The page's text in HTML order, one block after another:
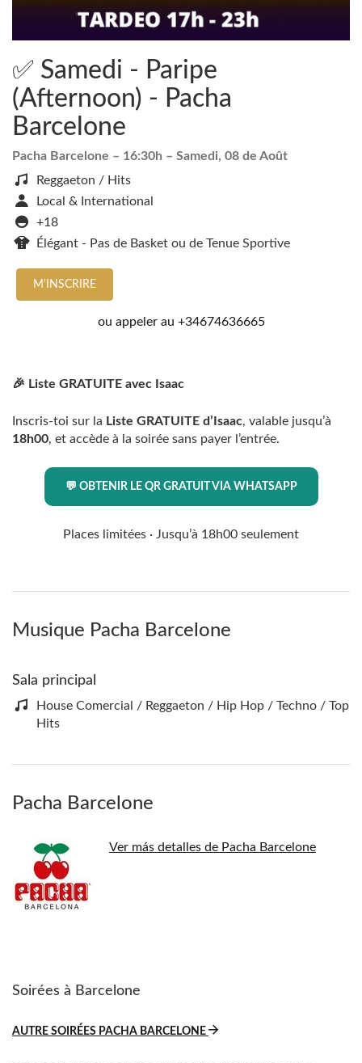
✅ Samedi - Paripe
(Afternoon) - Pacha
Barcelone
Pacha Barcelone – 16:30h – Samedi, 08 de Août
Reggaeton / Hits
Local & International
+18
Élégant - Pas de Basket ou de Tenue Sportive
M'INSCRIRE
ou appeler au +34674636665
🎉 Liste GRATUITE avec Isaac
Inscris-toi sur la Liste GRATUITE d’Isaac, valable jusqu’à
18h00, et accède à la soirée sans payer l’entrée.
💬 OBTENIR LE QR GRATUIT VIA WHATSAPP
Places limitées · Jusqu’à 18h00 seulement
Musique Pacha Barcelone
Sala principal
House Comercial / Reggaeton / Hip Hop / Techno / Top
Hits
Pacha Barcelone
Ver más detalles de Pacha Barcelone
Soirées à Barcelone
AUTRE SOIRÉES PACHA BARCELONE